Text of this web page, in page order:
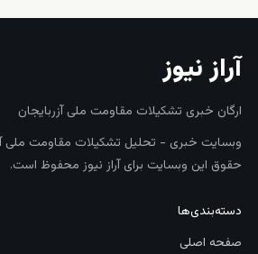
آراز نیوز
ارگان خبری تشکیلات مقاومت ملی آزربایجان
وبسایت خبری - تحلیل تشکیلات مقاومت ملی
حقوق این وبسایت برای آراز نیوز محفوظ است.
دسته‌بندی‌ها
صفحه اصلی